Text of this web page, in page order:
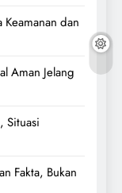
Keamanan dan
Aman Jelang
Situasi
Fakta, Bukan